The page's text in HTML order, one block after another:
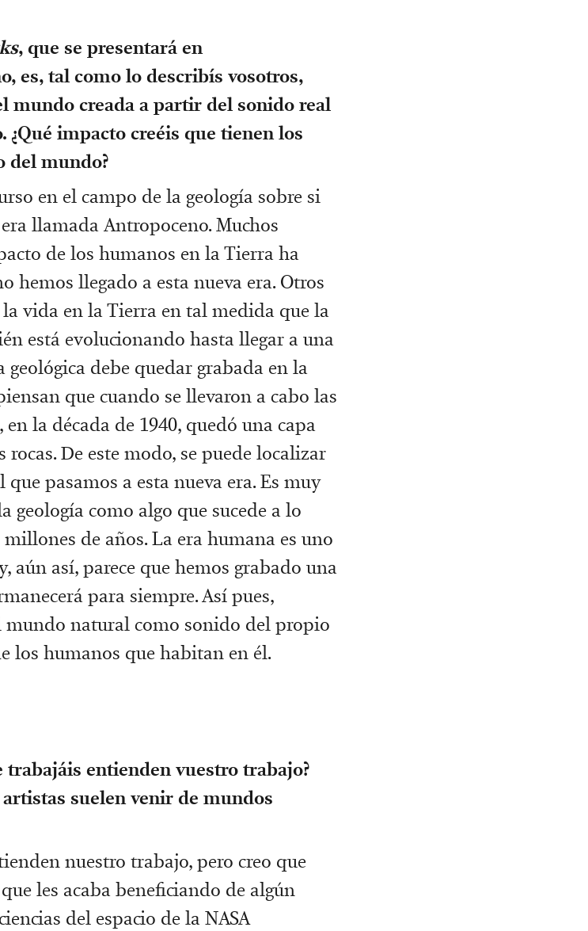
, que se presentará en
es, tal como lo describís vosotros,
mundo creada a partir del sonido real
impacto creéis que tienen los
del mundo?
en el campo de la geología sobre si
llamada Antropoceno. Muchos
de los humanos en la Tierra ha
hemos llegado a esta nueva era. Otros
vida en la Tierra en tal medida que la
está evolucionando hasta llegar a una
geológica debe quedar grabada en la
que cuando se llevaron a cabo las
la década de 1940, quedó una capa
De este modo, se puede localizar
pasamos a esta nueva era. Es muy
geología como algo que sucede a lo
de años. La era humana es uno
aún así, parece que hemos grabado una
para siempre. Así pues,
mundo natural como sonido del propio
los humanos que habitan en él.
trabajáis entienden vuestro trabajo?
suelen venir de mundos
nuestro trabajo, pero creo que
les acaba beneficiando de algún
del espacio de la NASA